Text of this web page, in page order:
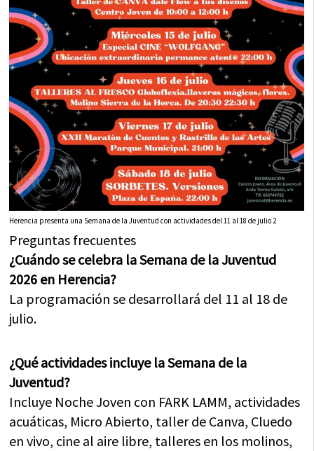
Herencia presenta una Semana de la Juventud con actividades del 11 al 18 de julio 2
Preguntas frecuentes
¿Cuándo se celebra la Semana de la Juventud
2026 en Herencia?
La programación se desarrollará del 11 al 18 de
julio.
¿Qué actividades incluye la Semana de la
Juventud?
Incluye Noche Joven con FARK LAMM, actividades
acuáticas, Micro Abierto, taller de Canva, Cluedo
en vivo, cine al aire libre, talleres en los molinos,